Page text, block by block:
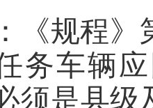
《规程》
务车辆
须是县级